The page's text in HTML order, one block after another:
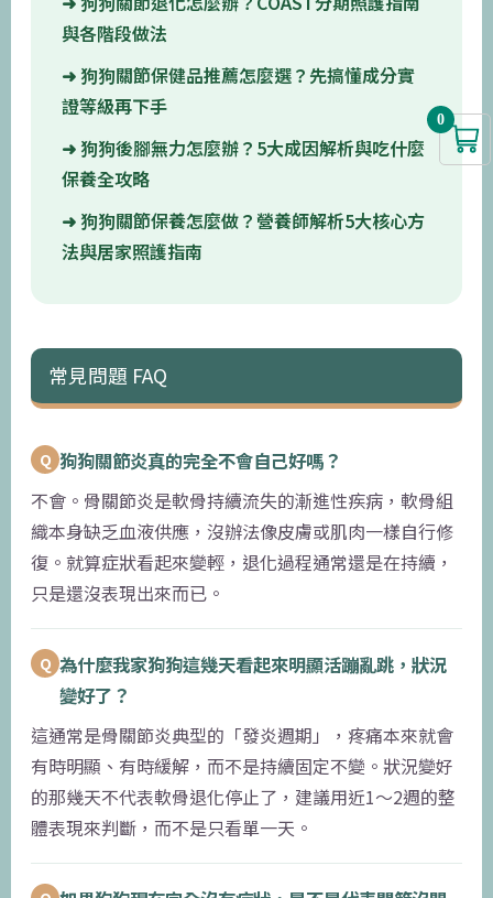
與各階段做法
狗狗關節保健品推薦怎麼選？先搞懂成分實
證等級再下手
狗狗後腳無力怎麼辦？5大成因解析與吃什麼
保養全攻略
狗狗關節保養怎麼做？營養師解析5大核心方
法與居家照護指南
常見問題 FAQ
Q 狗狗關節炎真的完全不會自己好嗎？
不會。骨關節炎是軟骨持續流失的漸進性疾病，軟骨組
織本身缺乏血液供應，沒辦法像皮膚或肌肉一樣自行修
復。就算症狀看起來變輕，退化過程通常還是在持續，
只是還沒表現出來而已。
Q 為什麼我家狗狗這幾天看起來明顯活蹦亂跳，狀況
變好了？
這通常是骨關節炎典型的「發炎週期」，疼痛本來就會
有時明顯、有時緩解，而不是持續固定不變。狀況變好
的那幾天不代表軟骨退化停止了，建議用近1〜2週的整
體表現來判斷，而不是只看單一天。
0